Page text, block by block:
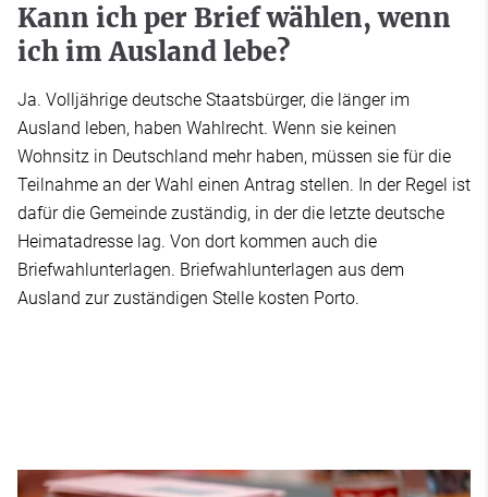
Kann ich per Brief wählen, wenn
ich im Ausland lebe?
Ja. Volljährige deutsche Staatsbürger, die länger im
Ausland leben, haben Wahlrecht. Wenn sie keinen
Wohnsitz in Deutschland mehr haben, müssen sie für die
Teilnahme an der Wahl einen Antrag stellen. In der Regel ist
dafür die Gemeinde zuständig, in der die letzte deutsche
Heimatadresse lag. Von dort kommen auch die
Briefwahlunterlagen. Briefwahlunterlagen aus dem
Ausland zur zuständigen Stelle kosten Porto.